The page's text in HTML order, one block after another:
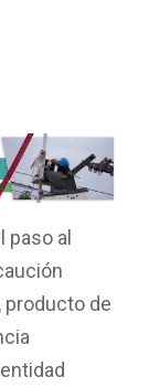
al
producto de